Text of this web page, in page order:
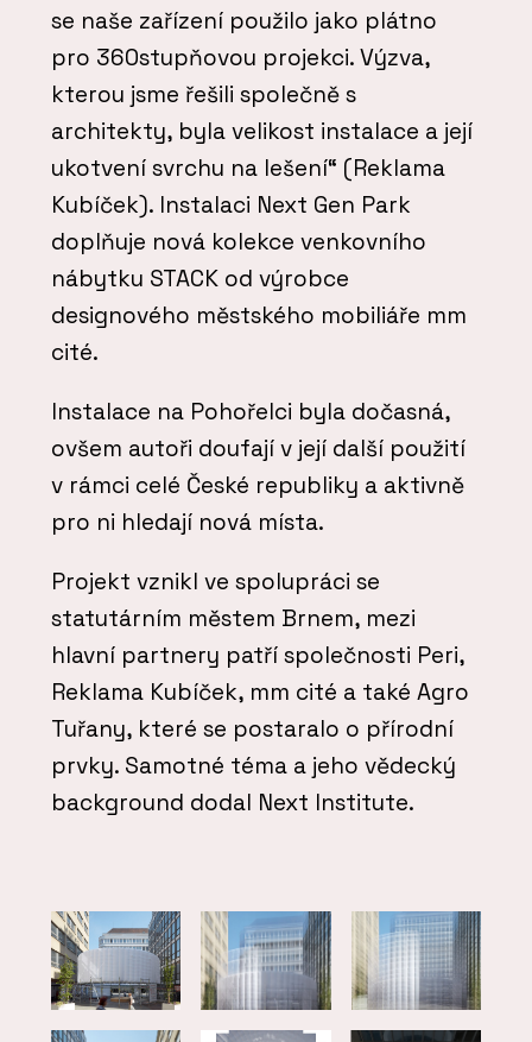
se naše zařízení použilo jako plátno
pro 360stupňovou projekci. Výzva,
kterou jsme řešili společně s
architekty, byla velikost instalace a její
ukotvení svrchu na lešení“ (Reklama
Kubíček). Instalaci Next Gen Park
doplňuje nová kolekce venkovního
nábytku STACK od výrobce
designového městského mobiliáře mm
cité.
Instalace na Pohořelci byla dočasná,
ovšem autoři doufají v její další použití
v rámci celé České republiky a aktivně
pro ni hledají nová místa.
Projekt vznikl ve spolupráci se
statutárním městem Brnem, mezi
hlavní partnery patří společnosti Peri,
Reklama Kubíček, mm cité a také Agro
Tuřany, které se postaralo o přírodní
prvky. Samotné téma a jeho vědecký
background dodal Next Institute.